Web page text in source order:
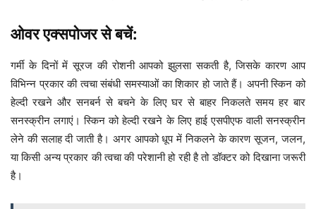
ओवर एक्सपोजर से बचें:
गर्मी के दिनों में सूरज की रोशनी आपको झुलसा सकती है, जिसके कारण आप
विभिन्न प्रकार की त्वचा संबंधी समस्याओं का शिकार हो जाते हैं। अपनी स्किन को
हेल्दी रखने और सनबर्न से बचने के लिए घर से बाहर निकलते समय हर बार
सनस्क्रीन लगाएं। स्किन को हेल्दी रखने के लिए हाई एसपीएफ वाली सनस्क्रीन
लेने की सलाह दी जाती है। अगर आपको धूप में निकलने के कारण सूजन, जलन,
या किसी अन्य प्रकार की त्वचा की परेशानी हो रही है तो डॉक्टर को दिखाना जरूरी
है।